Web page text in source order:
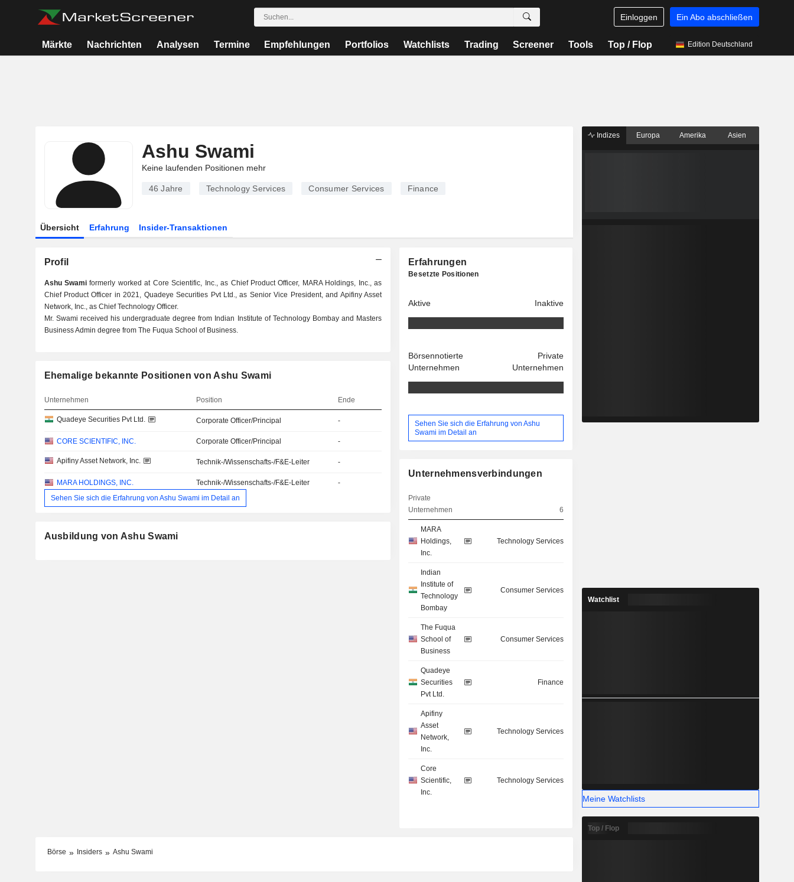
Einloggen Ein Abo abschließen
Märkte Nachrichten Analysen Termine Empfehlungen Portfolios Watchlists Trading Screener Tools Top / Flop Edition Deutschland
Ashu Swami
Keine laufenden Positionen mehr
46 Jahre Technology Services Consumer Services Finance
Übersicht Erfahrung Insider-Transaktionen
Profil
Ashu Swamiformerly worked at Core Scientific, Inc., as Chief Product Officer, MARA Holdings, Inc., as
Chief Product Officer in 2021, Quadeye Securities Pvt Ltd., as Senior Vice President, and Apifiny Asset
Network, Inc., as Chief Technology Officer.
Mr. Swami received his undergraduate degree from Indian Institute of Technology Bombay and Masters
Business Admin degree from The Fuqua School of Business.
Ehemalige bekannte Positionen von Ashu Swami
Unternehmen Position Ende
Quadeye Securities Pvt Ltd. Corporate Officer/Principal -
CORE SCIENTIFIC, INC. Corporate Officer/Principal -
Apifiny Asset Network, Inc. Technik-/Wissenschafts-/F&E-Leiter -
MARA HOLDINGS, INC. Technik-/Wissenschafts-/F&E-Leiter
-
Sehen Sie sich die Erfahrung von Ashu Swami im Detail an
Ausbildung von Ashu Swami
Erfahrungen
Besetzte Positionen
Aktive Inaktive
Börsennotierte
Unternehmen
Private
Unternehmen
Sehen Sie sich die Erfahrung von Ashu
Swami im Detail an
Unternehmensverbindungen
Private
Unternehmen
6
MARA
Holdings,
Inc.
Technology Services
Indian
Institute of
Technology
Bombay
Consumer Services
The Fuqua
School of
Business
Consumer Services
Quadeye
Securities
Pvt Ltd.
Finance
Apifiny
Asset
Network,
Inc.
Technology Services
Core
Scientific,
Inc.
Technology Services
Börse Insiders Ashu Swami
Indizes Europa Amerika Asien
Watchlist
Meine Watchlists
Top / Flop